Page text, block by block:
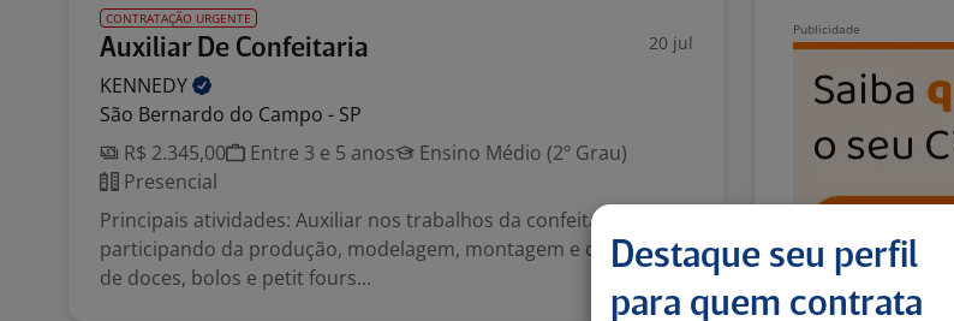
CONTRATAÇÃO URGENTE
Auxiliar De Confeitaria 20 jul
KENNEDY
São Bernardo do Campo - SP
R$ 2.345,00
Entre 3 e 5 anos
Ensino Médio (2º Grau)
Presencial
Principais atividades: Auxiliar nos trabalhos da confeitaria,
participando da produção, modelagem, montagem e decoração
de doces, bolos e petit fours...
Exigências
Destaque seu perfil
para quem contrata